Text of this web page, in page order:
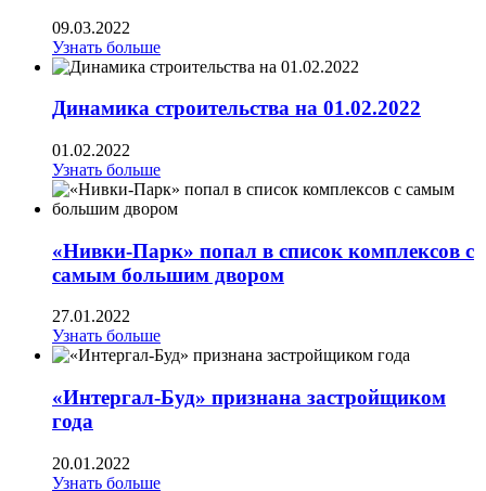
09.03.2022
Узнать больше
Динамика строительства на 01.02.2022
01.02.2022
Узнать больше
«Нивки-Парк» попал в список комплексов с
самым большим двором
27.01.2022
Узнать больше
«Интергал-Буд» признана застройщиком
года
20.01.2022
Узнать больше